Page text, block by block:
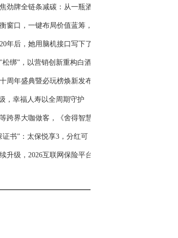
劲牌全链条减碳：从一瓶酒
窗口，一键布局价值蓝筹，
年后，她用脑机接口写下了
绑”，以营销创新重构白酒
周年盛典暨必玩榜焕新发布
，幸福人寿以全周期守护
跨界大咖做客，《舍得智慧
证书”：太保悦享3，分红可
升级，2026互联网保险平台